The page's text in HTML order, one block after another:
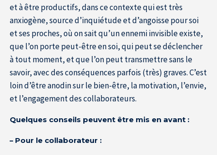
et à être productifs, dans ce contexte qui est très
anxiogène, source d’inquiétude et d’angoisse pour soi
et ses proches, où on sait qu’un ennemi invisible existe,
que l’on porte peut-être en soi, qui peut se déclencher
à tout moment, et que l’on peut transmettre sans le
savoir, avec des conséquences parfois (très) graves. C’est
loin d’être anodin sur le bien-être, la motivation, l’envie,
et l’engagement des collaborateurs.
Quelques conseils peuvent être mis en avant :
– Pour le collaborateur :